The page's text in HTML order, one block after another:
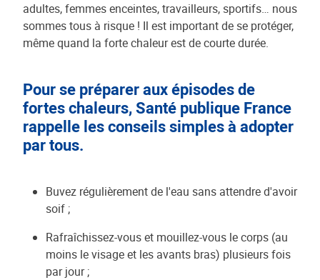
adultes, femmes enceintes, travailleurs, sportifs… nous
sommes tous à risque ! Il est important de se protéger,
même quand la forte chaleur est de courte durée.
Pour se préparer aux épisodes de
fortes chaleurs, Santé publique France
rappelle les conseils simples à adopter
par tous.
Buvez régulièrement de l'eau sans attendre d'avoir
soif ;
Rafraîchissez-vous et mouillez-vous le corps (au
moins le visage et les avants bras) plusieurs fois
par jour ;